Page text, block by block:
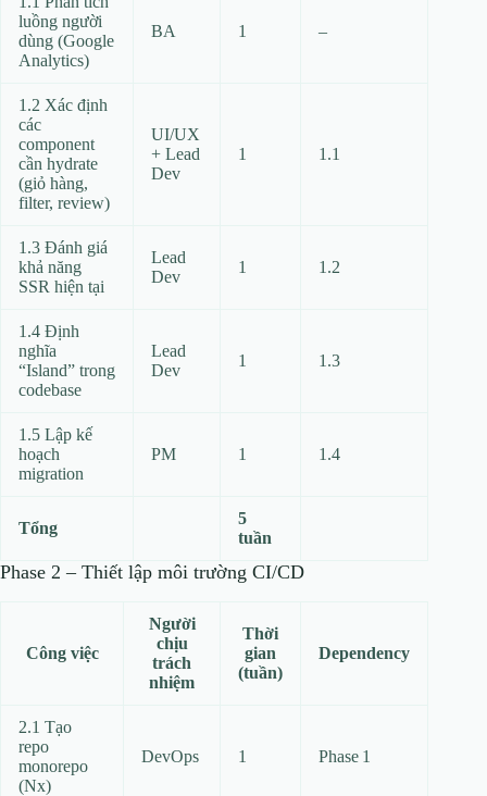
luồng người
dùng (Google
Analytics)
BA 1 –
1.2 Xác định
các
component
cần hydrate
(giỏ hàng,
filter, review)
UI/UX
+ Lead
Dev
1 1.1
1.3 Đánh giá
khả năng
SSR hiện tại
Lead
Dev
1 1.2
1.4 Định
nghĩa
“Island” trong
codebase
Lead
Dev
1 1.3
1.5 Lập kế
hoạch
migration
PM 1 1.4
Tổng
5
tuần
Phase 2 – Thiết lập môi trường CI/CD
Công việc
Người
chịu
trách
nhiệm
Thời
gian
(tuần)
Dependency
2.1 Tạo
repo
monorepo
(Nx)
DevOps 1 Phase 1